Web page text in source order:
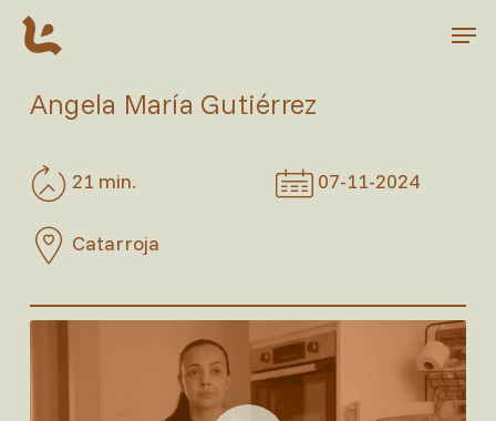
Skip
contentAngela María Gutiérrez
21 min. 07-11-2024
Catarroja
Play Video